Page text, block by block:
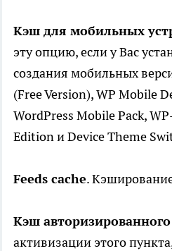
Кэш для мобильных
эту опцию, если у Вас
создания мобильных
(Free Version), WP Mobile
WordPress Mobile Pack,
Edition и Device Theme
Feeds cache.
Кэш
активизации этого